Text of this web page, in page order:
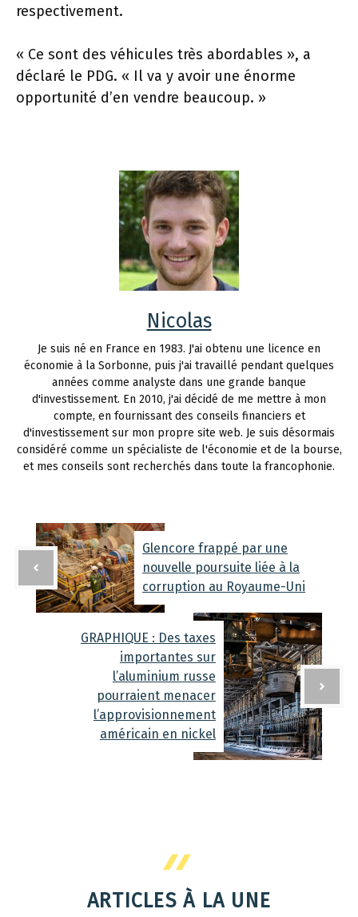
respectivement.
« Ce sont des véhicules très abordables », a
déclaré le PDG. « Il va y avoir une énorme
opportunité d’en vendre beaucoup. »
Nicolas
Je suis né en France en 1983. J'ai obtenu une licence en
économie à la Sorbonne, puis j'ai travaillé pendant quelques
années comme analyste dans une grande banque
d'investissement. En 2010, j'ai décidé de me mettre à mon
compte, en fournissant des conseils financiers et
d'investissement sur mon propre site web. Je suis désormais
considéré comme un spécialiste de l'économie et de la bourse,
et mes conseils sont recherchés dans toute la francophonie.
Glencore frappé par une
nouvelle poursuite liée à la
corruption au Royaume-Uni
GRAPHIQUE : Des taxes
importantes sur
l’aluminium russe
pourraient menacer
l’approvisionnement
américain en nickel
ARTICLES À LA UNE